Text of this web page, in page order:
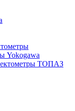
Yokogawa
ТОПАЗ